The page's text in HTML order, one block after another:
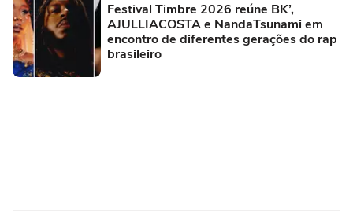
Festival Timbre 2026 reúne BK’,
AJULLIACOSTA e NandaTsunami em
encontro de diferentes gerações do rap
brasileiro